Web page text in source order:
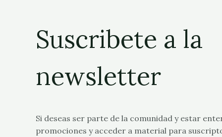
Suscribete a la
newsletter
Si deseas ser parte de la comunidad y estar
promociones y acceder a material para